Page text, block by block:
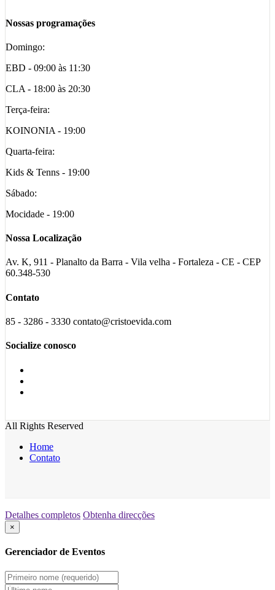
Nossas programações
Domingo:
EBD - 09:00 às 11:30
CLA - 18:00 às 20:30
Terça-feira:
KOINONIA - 19:00
Quarta-feira:
Kids & Tenns - 19:00
Sábado:
Mocidade - 19:00
Nossa Localização
Av. K, 911 - Planalto da Barra - Vila velha - Fortaleza - CE - CEP
60.348-530
Contato
85 - 3286 - 3330 contato@cristoevida.com
Socialize conosco
All Rights Reserved
Home
Contato
Detalhes completos Obtenha direcções
×
Gerenciador de Eventos